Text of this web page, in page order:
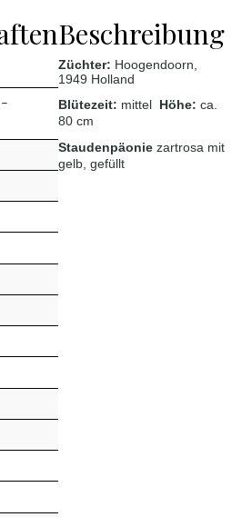
Beschreibung
Züchter: Hoogendoorn
1949 Holland
Blütezeit: mittel Höhe: ca.
80 cm
Staudenpäonie zartrosa mit
gelb, gefüllt